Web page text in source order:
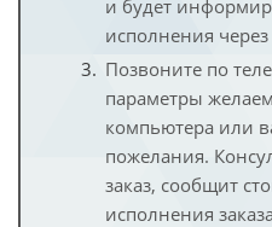
и будет
исполнения
Позвоните по
параметры
компьютера или
пожелания.
заказ, сообщит
исполнения